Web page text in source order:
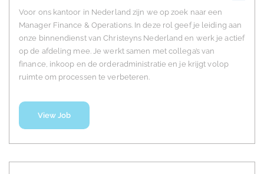
Voor ons kantoor in Nederland zijn we op zoek naar een
Manager Finance & Operations. In deze rol geef je leiding aan
onze binnendienst van Christeyns Nederland en werk je actief
op de afdeling mee. Je werkt samen met collega’s van
finance, inkoop en de orderadministratie en je krijgt volop
ruimte om processen te verbeteren.
View Job